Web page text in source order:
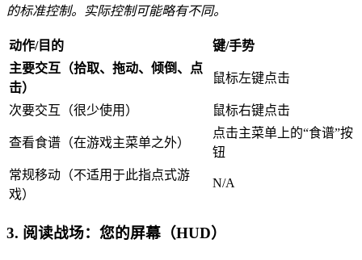
的标准控制。实际控制可能略有不同。
动作/目的
键/手势
主要交互（拾取、拖动、倾倒、点
击）
鼠标左键点击
次要交互（很少使用） 鼠标右键点击
查看食谱（在游戏主菜单之外）
点击主菜单上的“食谱”按
钮
常规移动（不适用于此指点式游
戏）
N/A
3. 阅读战场：您的屏幕（HUD）